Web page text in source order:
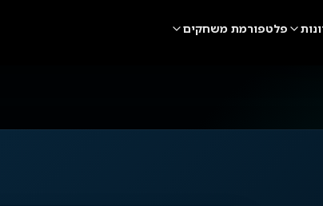
פלטפורמת משחקים